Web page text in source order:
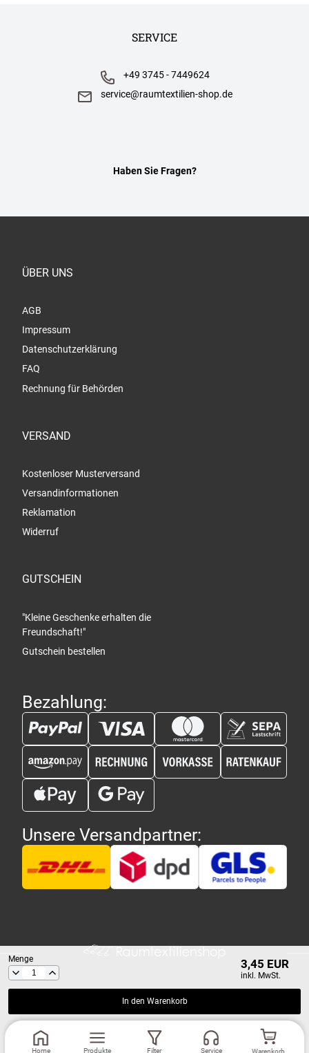
Menge 3,45 EUR
inkl. MwSt.
In den Warenkorb
SERVICE
Haben Sie Fragen?
+49 3745 - 7449624
service@raumtextilien-shop.de
ÜBER UNS
AGB
Impressum
Datenschutzerklärung
FAQ
Rechnung für Behörden
VERSAND
Kostenloser Musterversand
Versandinformationen
Reklamation
Widerruf
GUTSCHEIN
"Kleine Geschenke erhalten die
Freundschaft!"
Gutschein bestellen
Bezahlung:
Unsere Versandpartner:
Copyright 2026 - Raumtextilienshop.de | Design und Entwicklung
Home Produkte Filter Service Warenkorb